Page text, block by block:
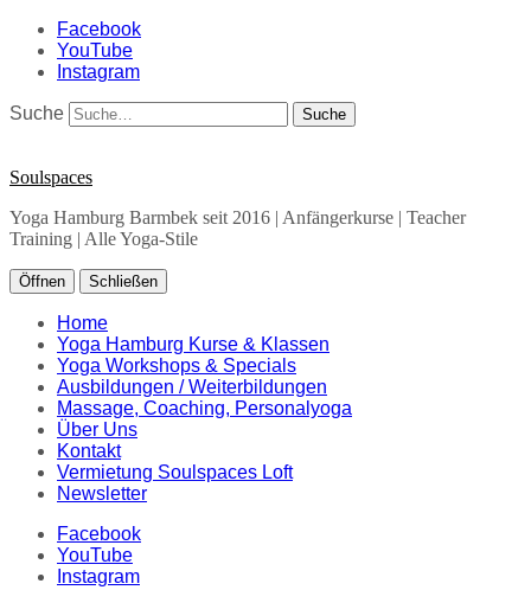
Facebook
YouTube
Instagram
Suche
Soulspaces
Yoga Hamburg Barmbek seit 2016 | Anfängerkurse | Teacher
Training | Alle Yoga-Stile
Öffnen Schließen
Home
Yoga Hamburg Kurse & Klassen
Yoga Workshops & Specials
Ausbildungen / Weiterbildungen
Massage, Coaching, Personalyoga
Über Uns
Kontakt
Vermietung Soulspaces Loft
Newsletter
Facebook
YouTube
Instagram